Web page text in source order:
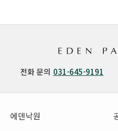
전화 문의 031-645-9191
에덴낙원